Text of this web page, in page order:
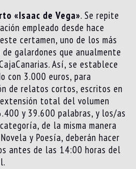
«Isaac de Vega». Se repite
empleado desde hace
certamen, uno de los más
galardones que anualmente
Así, se establece
con 3.000 euros, para
de relatos cortos, escritos en
total del volumen
y 39.600 palabras, y los/as
de la misma manera
y Poesía, deberán hacer
antes de las 14:00 horas del